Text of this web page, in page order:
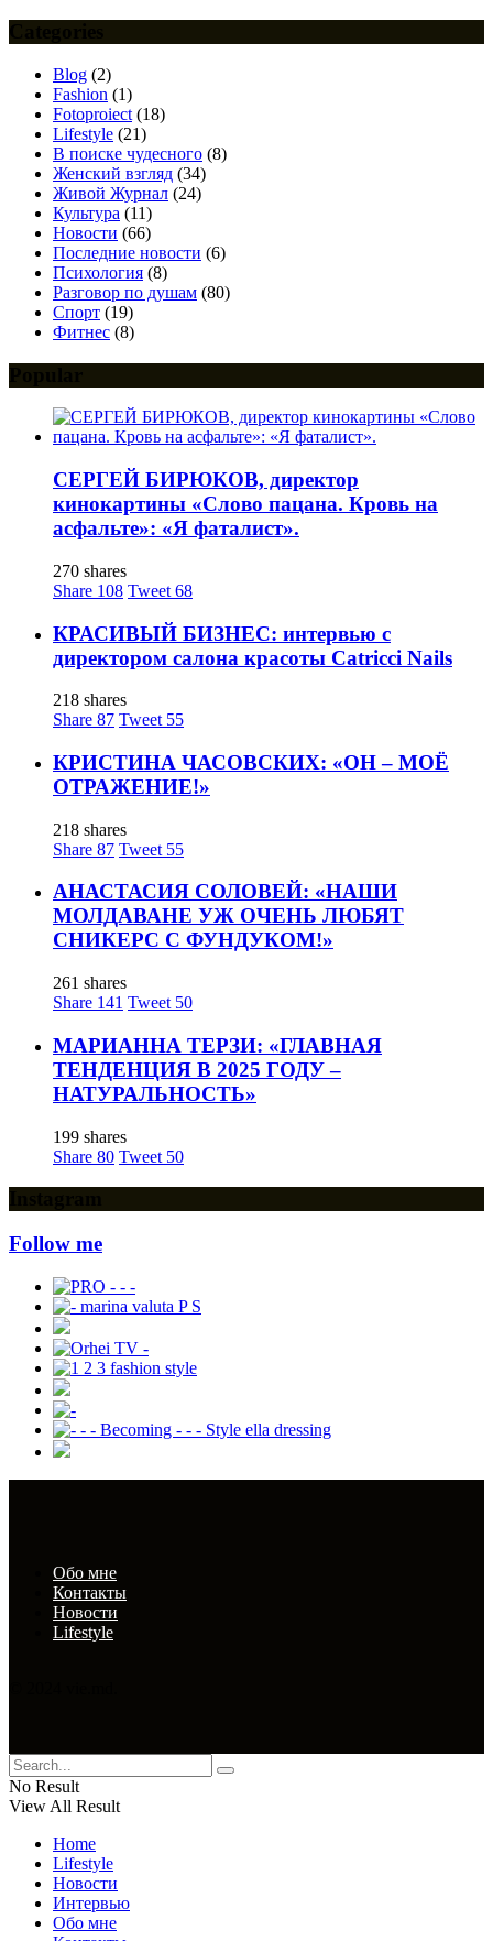
Blog (2)
Fashion (1)
Fotoproiect (18)
Lifestyle (21)
В поиске чудесного (8)
Женский взгляд (34)
Живой Журнал (24)
Культура (11)
Новости (66)
Последние новости (6)
Психология (8)
Разговор по душам (80)
Спорт (19)
Фитнес (8)
СЕРГЕЙ БИРЮКОВ, директор
кинокартины «Слово пацана. Кровь на
асфальте»: «Я фаталист».
270 shares
Share 108 Tweet 68
КРАСИВЫЙ БИЗНЕС: интервью с
директором салона красоты Catricci Nails
218 shares
Share 87 Tweet 55
КРИСТИНА ЧАСОВСКИХ: «ОН – МОЁ
ОТРАЖЕНИЕ!»
218 shares
Share 87 Tweet 55
АНАСТАСИЯ СОЛОВЕЙ: «НАШИ
МОЛДАВАНЕ УЖ ОЧЕНЬ ЛЮБЯТ
СНИКЕРС С ФУНДУКОМ!»
261 shares
Share 141 Tweet 50
МАРИАННА ТЕРЗИ: «ГЛАВНАЯ
ТЕНДЕНЦИЯ В 2025 ГОДУ –
НАТУРАЛЬНОСТЬ»
199 shares
Share 80 Tweet 50
Follow me
Обо мне
Контакты
Новости
Lifestyle
No Result
View All Result
Home
Lifestyle
Новости
Интервью
Обо мне